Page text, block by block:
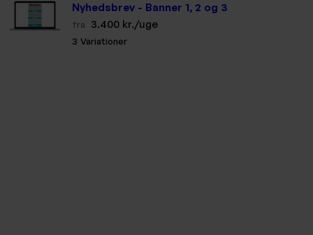
Nyhedsbrev - Banner 1, 2 og 3
fra 3.400 kr./uge
3 Variationer